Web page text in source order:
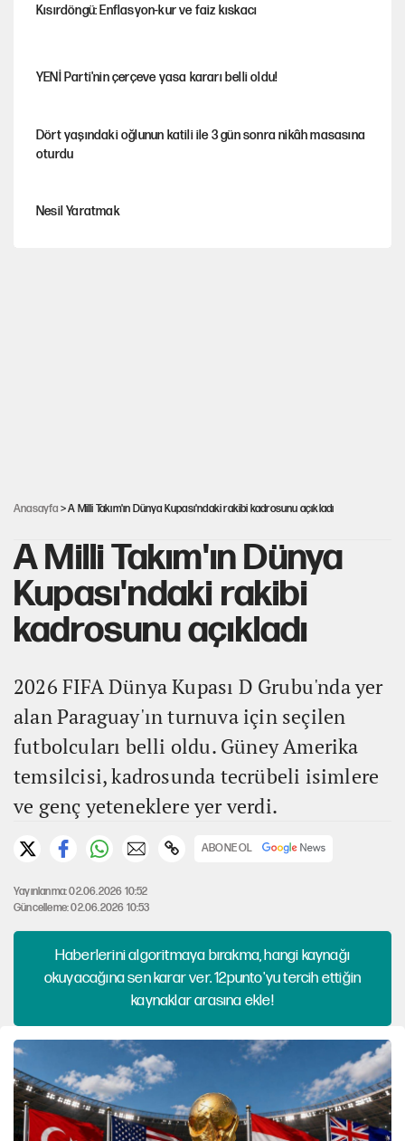
Kısırdöngü: Enflasyon-kur ve faiz kıskacı
YENİ Parti'nin çerçeve yasa kararı belli oldu!
Dört yaşındaki oğlunun katili ile 3 gün sonra nikâh masasına
oturdu
Nesil Yaratmak
Anasayfa > A Milli Takım'ın Dünya Kupası'ndaki rakibi kadrosunu açıkladı
A Milli Takım'ın Dünya
Kupası'ndaki rakibi
kadrosunu açıkladı
2026 FIFA Dünya Kupası D Grubu'nda yer
alan Paraguay'ın turnuva için seçilen
futbolcuları belli oldu. Güney Amerika
temsilcisi, kadrosunda tecrübeli isimlere
ve genç yeteneklere yer verdi.
ABONE OL
Yayınlanma: 02.06.2026 10:52
Güncelleme: 02.06.2026 10:53
Haberlerini algoritmaya bırakma, hangi kaynağı
okuyacağına sen karar ver. 12punto'yu tercih ettiğin
kaynaklar arasına ekle!